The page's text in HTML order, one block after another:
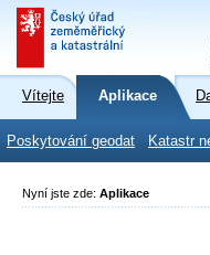
Vítejte Aplikace
Poskytování geodat Katastr
Nyní jste zde: Aplikace